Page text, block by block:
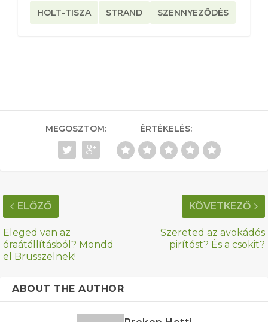
HOLT-TISZA STRAND SZENNYEZŐDÉS
MEGOSZTOM: ÉRTÉKELÉS:
ELŐZŐ
Eleged van az
óraátállításból? Mondd
el Brüsszelnek!
KÖVETKEZŐ
Szereted az avokádós
pirítóst? És a csokit?
ABOUT THE AUTHOR